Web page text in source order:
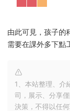
由此可見，孩子的
需要在課外多下點
1、本站整理、介
司，展示、分享
決策，不得以任